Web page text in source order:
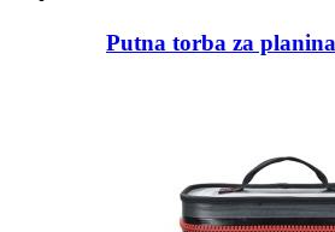
Putna torba za